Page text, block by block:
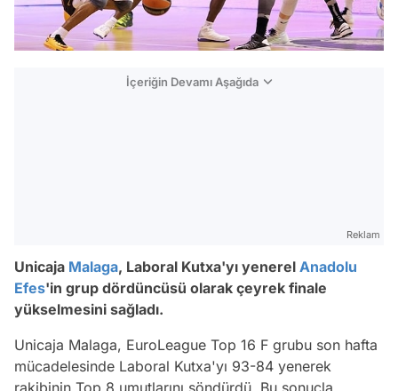
İçeriğin Devamı Aşağıda
Reklam
Unicaja Malaga, Laboral Kutxa'yı yenerel Anadolu
Efes'in grup dördüncüsü olarak çeyrek finale
yükselmesini sağladı.
Unicaja Malaga, EuroLeague Top 16 F grubu son hafta
mücadelesinde Laboral Kutxa'yı 93-84 yenerek
rakibinin Top 8 umutlarını söndürdü. Bu sonuçla